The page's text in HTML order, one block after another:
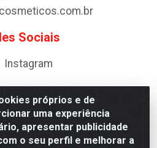
próprios e de
uma experiência
apresentar publicidade
o seu perfil e melhorar a
Sociais
Instagram
Antoneto LTDA - BA-052,
- BA, 44600-000 - CNPJ
0001-75